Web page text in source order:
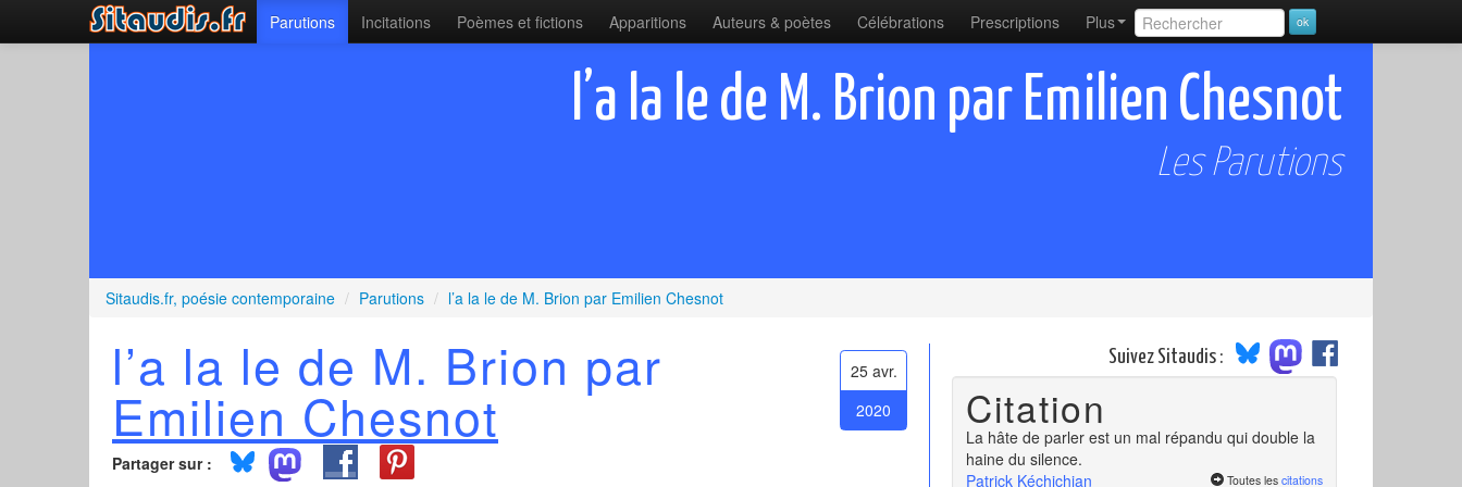
Parutions Incitations Poèmes et fictions Apparitions Auteurs & poètes Célébrations Prescriptions Plus
l’a la le de M. Brion par Emilien Chesnot
Les Parutions
Sitaudis.fr, poésie contemporaine / Parutions / l’a la le de M. Brion par Emilien Chesnot
25 avr.
2020
l’a la le de M. Brion par
Emilien Chesnot
Partager sur :
Suivez Sitaudis :
Citation
La hâte de parler est un mal répandu qui double la
haine du silence.
Patrick Kéchichian
Toutes les citations